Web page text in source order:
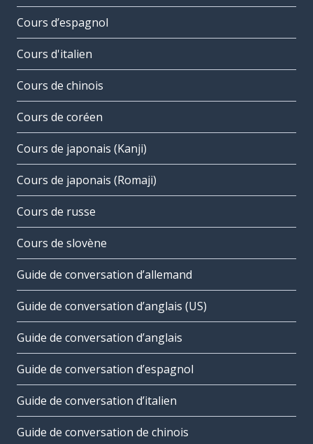
Cours d’espagnol
Cours d'italien
Cours de chinois
Cours de coréen
Cours de japonais (Kanji)
Cours de japonais (Romaji)
Cours de russe
Cours de slovène
Guide de conversation d’allemand
Guide de conversation d’anglais (US)
Guide de conversation d’anglais
Guide de conversation d’espagnol
Guide de conversation d’italien
Guide de conversation de chinois